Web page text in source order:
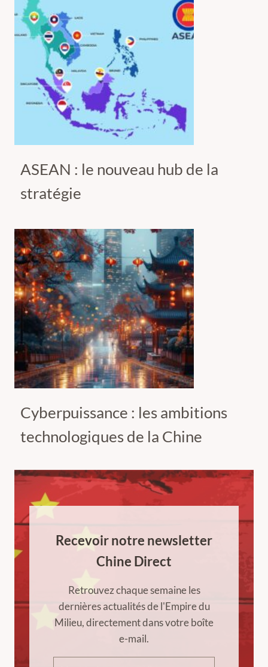
ASEAN : le nouveau hub de la
stratégie
Cyberpuissance : les ambitions
technologiques de la Chine
Recevoir notre newsletter
Chine Direct
Retrouvez chaque semaine les
dernières actualités de l'Empire du
Milieu, directement dans votre boîte
e-mail.